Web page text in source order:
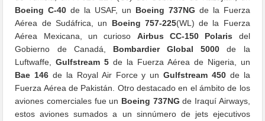
Boeing C-40 de la USAF, un Boeing 737NG de la Fuerza
Aérea de Sudáfrica, un Boeing 757-225(WL) de la Fuerza
Aérea Mexicana, un curioso Airbus CC-150 Polaris del
Gobierno de Canadá, Bombardier Global 5000 de la
Luftwaffe,Gulfstream 5 de la Fuerza Aérea de Nigeria, un
Bae 146 de la Royal Air Force y unGulfstream 450de la
Fuerza Aérea de Pakistán. Otro destacado en el ámbito de los
aviones comerciales fue un Boeing 737NG de Iraquí Airways,
estos aviones sumados a un sinnúmero de jets ejecutivos